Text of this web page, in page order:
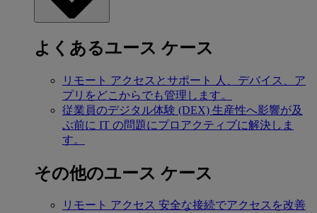
よくあるユース ケース
リモート アクセスとサポート
人、デバイス、ア
プリをどこからでも管理します。
従業員のデジタル体験 (DEX) 生産性へ影響が及
ぶ前に IT の問題にプロアクティブに解決しま
す。
その他のユース ケース
リモート アクセス 安全な接続でアクセスを改善